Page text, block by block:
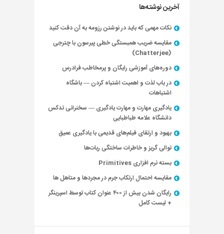
آخرین نوشته‌ها
نکات مهمی که باید در نوشتن رزومه به آن دقت کنید
مقایسه ضریب همبستگی خطی پیرسون با چترجی
(Chatterjee)
دوره‌های آموزشی رایگان و پرمخاطب فرادرس
در باب لذت و اهمیت اشتباه کردن — باشگاه
اشتباهات
یادگیری مهارت و مهارت یادگیری — سخنرانی تدکس
دانشگاه علامه طباطبایی
بهبود و ارتقای فیلم‌های قدیمی با یادگیری عمیق
توالی گریز و خاطرات ساختگی ربات‌ها
بسته نرم افزاری Primitives
مقایسه احتمال ارتکاب جرم در مجردها و متاهل ها
رایگان شدن بیش از ۴۰۰ عنوان کتاب توسط اسپرینگر
+ لیست کامل